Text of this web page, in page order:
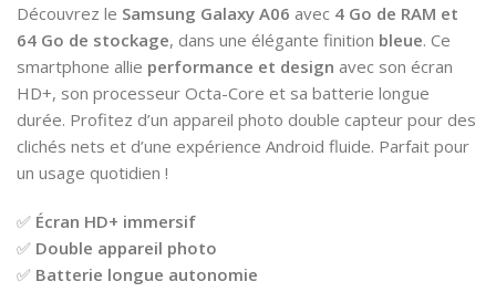
Découvrez le Samsung Galaxy A06 avec 4 Go de RAM et
64 Go de stockage, dans une élégante finition bleue. Ce
smartphone allie performance et design avec son écran
HD+, son processeur Octa-Core et sa batterie longue
durée. Profitez d’un appareil photo double capteur pour des
clichés nets et d’une expérience Android fluide. Parfait pour
un usage quotidien !
✅ Écran HD+ immersif
✅ Double appareil photo
✅ Batterie longue autonomie